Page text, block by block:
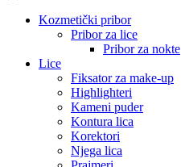
Kozmetički pribor
Pribor za lice
Pribor za nokte
Lice
Fiksator za make-up
Highlighteri
Kameni puder
Kontura lica
Korektori
Njega lica